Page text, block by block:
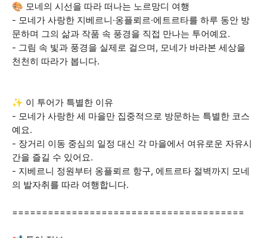
🎨 모네의 시선을 따라 떠나는 노르망디 여행
- 모네가 사랑한 지베르니·옹플뢰르·에트르타를 하루 동안 방
문하며 그의 삶과 작품 속 풍경을 직접 만나는 투어예요.
- 그림 속 빛과 풍경을 실제로 걸으며, 모네가 바라본 세상을
천천히 따라가 봅니다.
✨ 이 투어가 특별한 이유
- 모네가 사랑한 세 마을만 집중적으로 방문하는 특별한 코스
예요.
- 장거리 이동 중심의 일정 대신 각 마을에서 여유로운 자유시
간을 즐길 수 있어요.
- 지베르니 정원부터 옹플뢰르 항구, 에트르타 절벽까지 모네
의 발자취를 따라 여행합니다.
=======================================